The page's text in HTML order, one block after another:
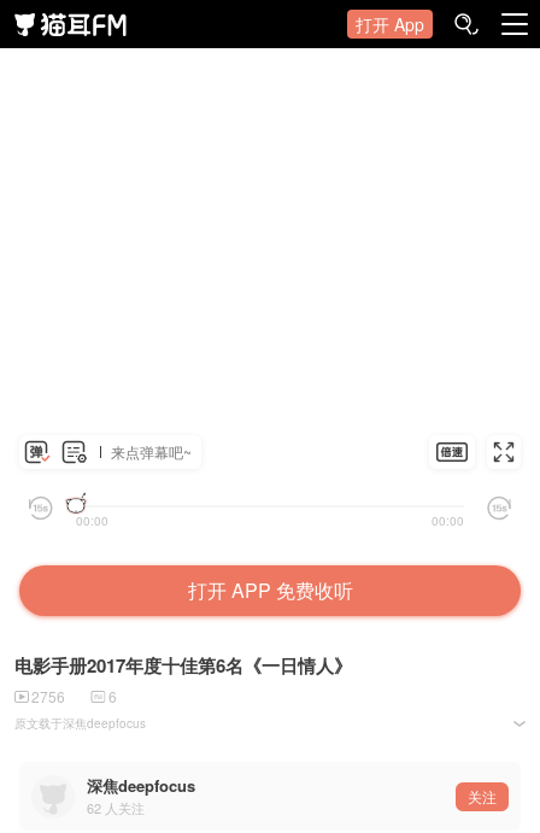
打开 App
来点弹幕吧~
00:00 00:00
打开 APP 免费收听
电影手册2017年度十佳第6名《一日情人》
2756 6
原文载于深焦deepfocus
影评朗读者：云隐深焦deepfocus
62 人关注
关注